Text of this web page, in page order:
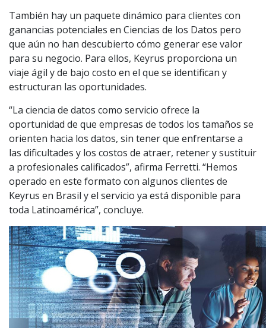
También hay un paquete dinámico para clientes con
ganancias potenciales en Ciencias de los Datos pero
que aún no han descubierto cómo generar ese valor
para su negocio. Para ellos, Keyrus proporciona un
viaje ágil y de bajo costo en el que se identifican y
estructuran las oportunidades.
“La ciencia de datos como servicio ofrece la
oportunidad de que empresas de todos los tamaños se
orienten hacia los datos, sin tener que enfrentarse a
las dificultades y los costos de atraer, retener y sustituir
a profesionales calificados”, afirma Ferretti. “Hemos
operado en este formato con algunos clientes de
Keyrus en Brasil y el servicio ya está disponible para
toda Latinoamérica”, concluye.